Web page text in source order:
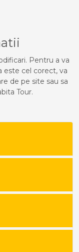
Pentru a va
este cel corect, va
de pe site sau sa
Tour.